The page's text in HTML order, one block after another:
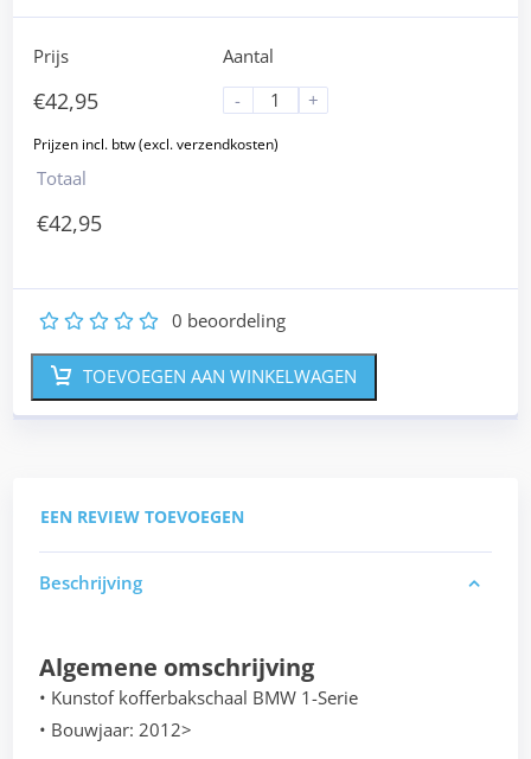
Prijs
€42,95
Aantal
-
+
Totaal
€42,95
5
4
3
2 0 beoordeling
TOEVOEGEN AAN WINKELWAGEN
EEN REVIEW TOEVOEGEN
Beschrijving
Algemene omschrijving
• Kunstof kofferbakschaal BMW 1-Serie
• Bouwjaar: 2012>